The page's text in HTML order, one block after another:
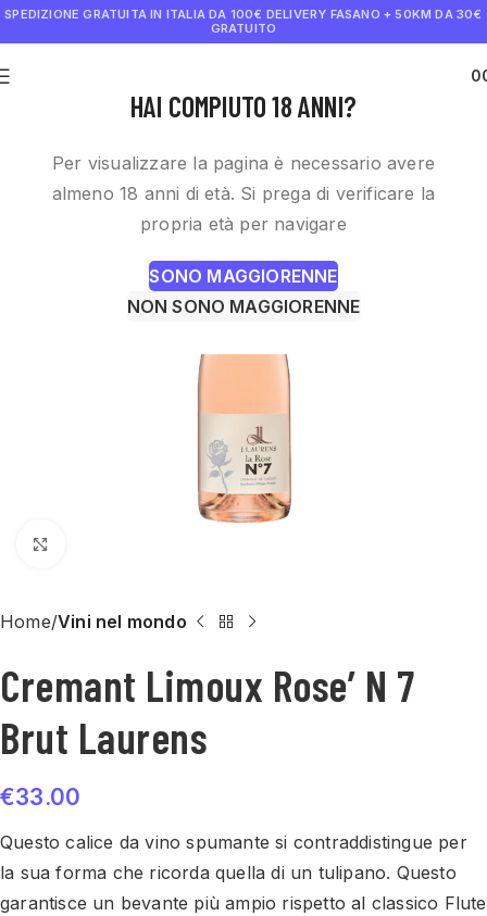
HAI COMPIUTO 18 ANNI?
Per visualizzare la pagina è necessario avere
almeno 18 anni di età. Si prega di verificare la
propria età per navigare
SONO MAGGIORENNE
NON SONO MAGGIORENNE
SPEDIZIONE GRATUITA IN ITALIA DA 100€ DELIVERY FASANO + 50KM DA 30€
GRATUITO
Home Vini nel mondo
Cremant Limoux Rose’ N 7
Brut Laurens
€33.00
Questo calice da vino spumante si contraddistingue per
la sua forma che ricorda quella di un tulipano. Questo
garantisce un bevante più ampio rispetto al classico Flute